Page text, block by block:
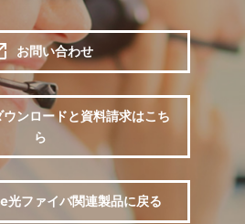
お問い合わせ
ウンロードと資料請求はこち
ら
ファイバ関連製品に戻る